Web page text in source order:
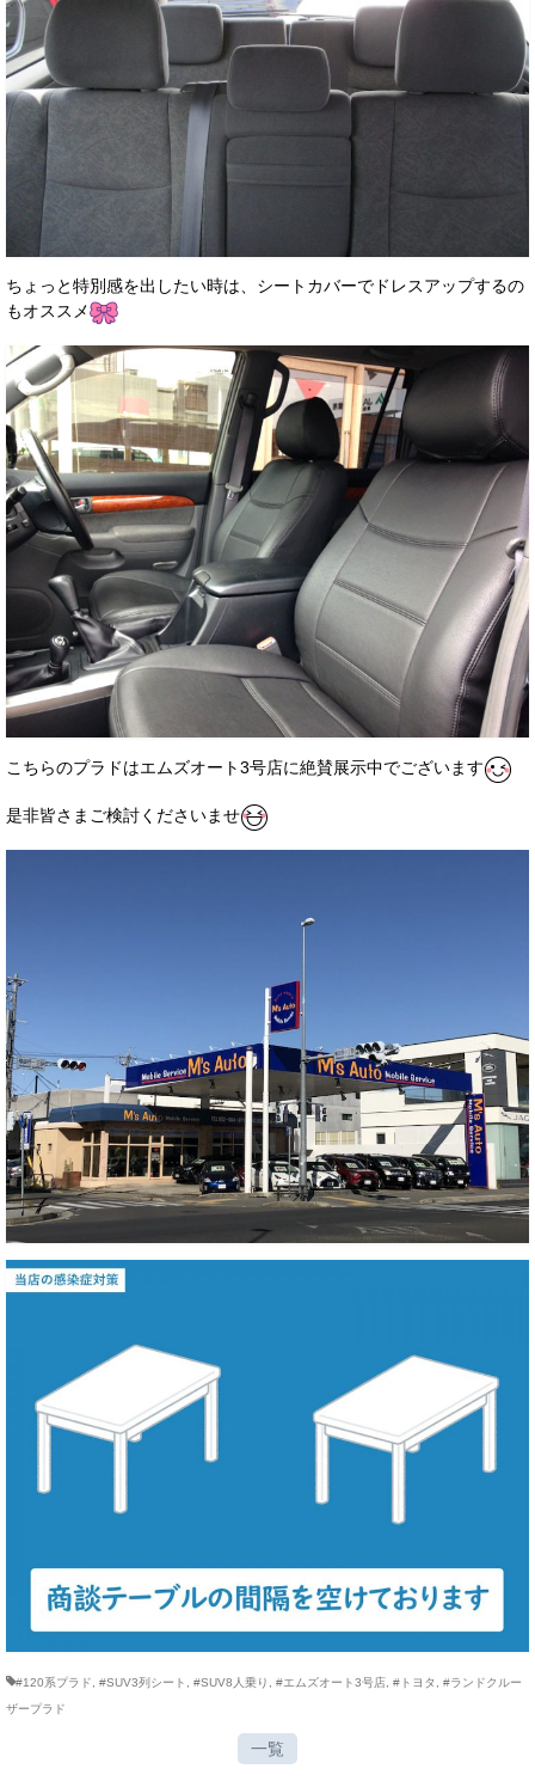
ちょっと特別感を出したい時は、シートカバーでドレスアップするの
もオススメ
こちらのプラドはエムズオート3号店に絶賛展示中でございます
是非皆さまご検討くださいませ
#120系プラド #SUV3列シート #SUV8人乗り #エムズオート3号店 #トヨタ
#ランドクルー
ザープラド
一覧